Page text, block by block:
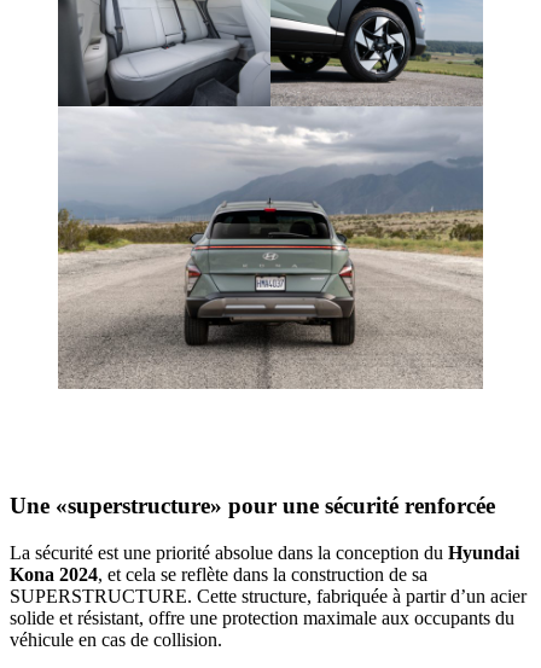
Une «superstructure» pour une sécurité renforcée
La sécurité est une priorité absolue dans la conception du Hyundai
Kona 2024, et cela se reflète dans la construction de sa
SUPERSTRUCTURE. Cette structure, fabriquée à partir d’un acier
solide et résistant, offre une protection maximale aux occupants du
véhicule en cas de collision.